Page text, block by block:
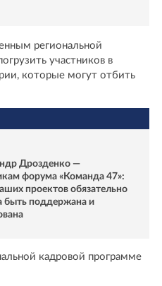
региональной
участников в
которые могут отбить
Дрозденко —
форума «Команда 47»:
проектов обязательно
быть поддержана и
кадровой программе